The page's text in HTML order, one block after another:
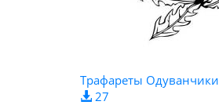
Трафареты Одуванчики
27